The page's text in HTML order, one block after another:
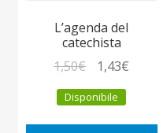
L’agenda del
catechista
1,50€
prezzo
originale
era:
1,43€
è:
Disponibile